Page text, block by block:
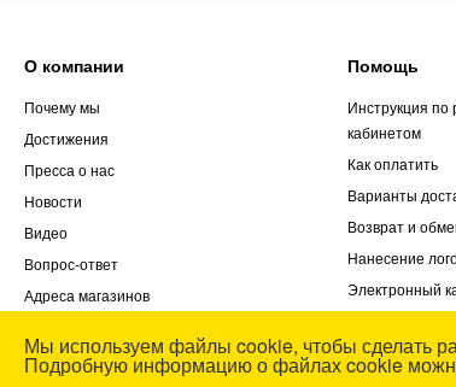
О компании
Почему мы
Достижения
Пресса о нас
Новости
Видео
Вопрос-ответ
Адреса магазинов
Контакты
Помощь
Инструкция
кабинетом
Как оплатить
Варианты
Возврат и
Нанесение
Электронный
Блог
Мы используем файлы cookie, чтобы сделать
Подробную информацию о файлах cookie